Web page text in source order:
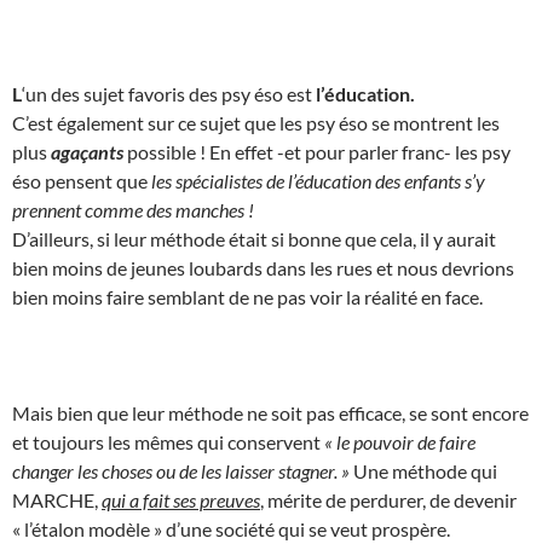
L ‘un des sujet favoris des psy éso est l’éducation.
C’est également sur ce sujet que les psy éso se montrent les
plusagaçants possible ! En effet -et pour parler franc- les psy
éso pensent que les spécialistes de l’éducation des enfants s’y
prennent comme des manches !
D’ailleurs, si leur méthode était si bonne que cela, il y aurait
bien moins de jeunes loubards dans les rues et nous devrions
bien moins faire semblant de ne pas voir la réalité en face.
Mais bien que leur méthode ne soit pas efficace, se sont encore
et toujours les mêmes qui conservent « le pouvoir de faire
changer les choses ou de les laisser stagner. » Une méthode qui
MARCHE, qui a fait ses preuves , mérite de perdurer, de devenir
« l’étalon modèle » d’une société qui se veut prospère.